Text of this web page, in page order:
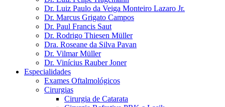
Dr. Luiz Paulo da Veiga Monteiro Lazaro Jr.
Dr. Marcus Grigato Campos
Dr. Paul Francis Saut
Dr. Rodrigo Thiesen Müller
Dra. Roseane da Silva Pavan
Dr. Vilmar Müller
Dr. Vinícius Rauber Joner
Especialidades
Exames Oftalmológicos
Cirurgias
Cirurgia de Catarata